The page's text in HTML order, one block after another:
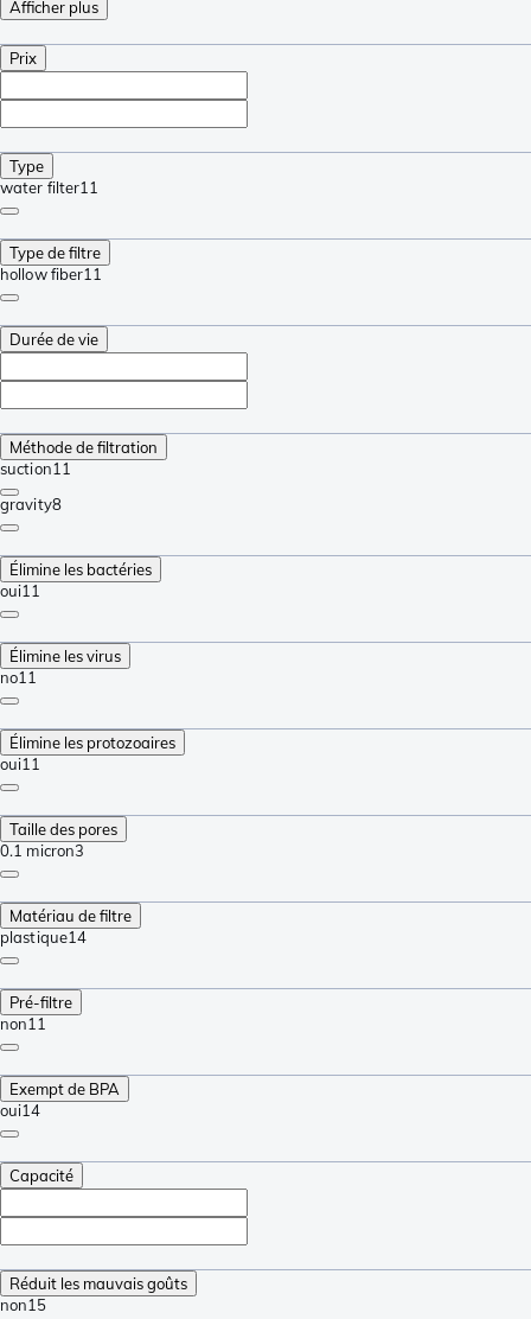
Afficher plus
Prix
Type
water filter11
Type de filtre
hollow fiber11
Durée de vie
Méthode de filtration
suction11
gravity8
Élimine les bactéries
oui11
Élimine les virus
no11
Élimine les protozoaires
oui11
Taille des pores
0.1 micron3
Matériau de filtre
plastique14
Pré-filtre
non11
Exempt de BPA
oui14
Capacité
Réduit les mauvais goûts
non15